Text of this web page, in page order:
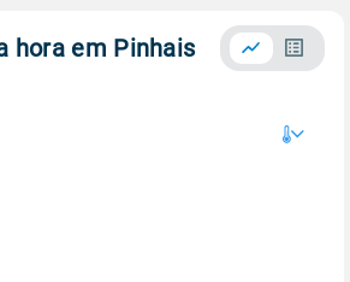
hora em Pinhais